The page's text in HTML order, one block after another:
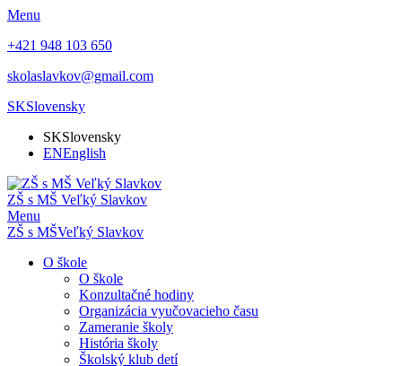
Menu
+421 948 103 650
skolaslavkov@gmail.com
SKSlovensky
SKSlovensky
ENEnglish
ZŠ s MŠ Veľký Slavkov
Menu
ZŠ s MŠVeľký Slavkov
O škole
O škole
Konzultačné hodiny
Organizácia vyučovacieho času
Zameranie školy
História školy
Školský klub detí